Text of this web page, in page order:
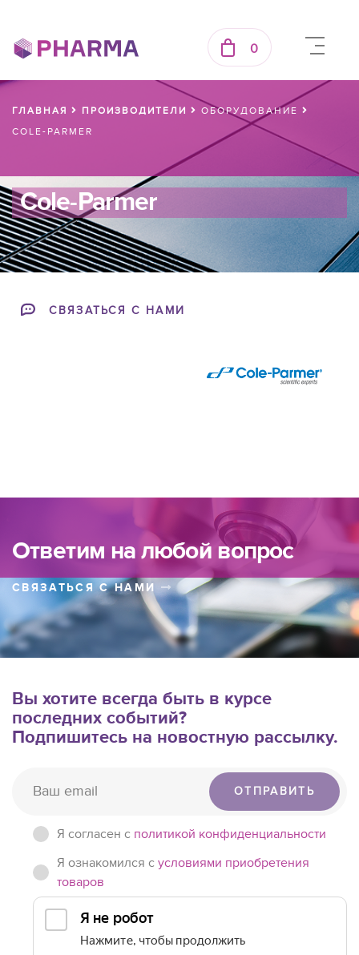
0
ГЛАВНАЯ ПРОИЗВОДИТЕЛИ
ОБОРУДОВАНИЕ
COLE-PARMER
Cole-Parmer
СВЯЗАТЬСЯ С НАМИ
Ответим на любой вопрос
СВЯЗАТЬСЯ С НАМИ
Вы хотите всегда быть в курсе
последних событий?
Подпишитесь на новостную рассылку.
ОТПРАВИТЬ
Я согласен c политикой конфиденциальности
Я ознакомился с условиями приобретения
товаров